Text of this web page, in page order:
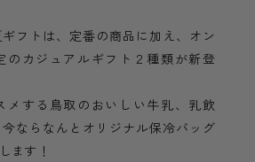
フトは、定番の商品に加え、オン
のカジュアルギフト２種類が新登
メする鳥取のおいしい牛乳、乳飲
ならなんとオリジナル保冷バッグ
ます！